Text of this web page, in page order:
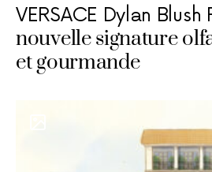
VERSACE Dylan Blush
nouvelle signature
et gourmande